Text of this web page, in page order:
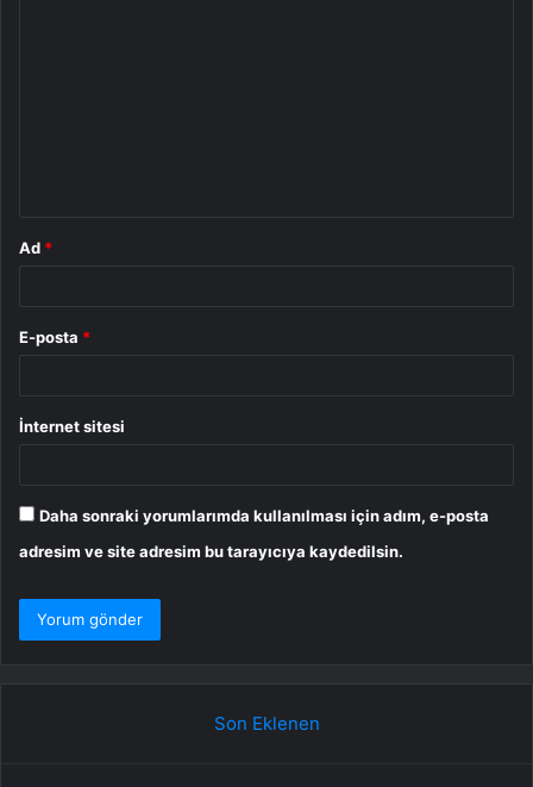
Ad *
E-posta *
İnternet sitesi
Daha sonraki yorumlarımda kullanılması için adım, e-posta
adresim ve site adresim bu tarayıcıya kaydedilsin.
Son Eklenen